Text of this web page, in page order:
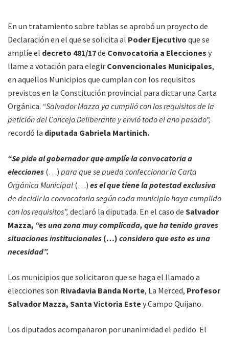
En un tratamiento sobre tablas se aprobó un proyecto de
Declaración en el que se solicita al Poder Ejecutivo que se
amplíe el decreto 481/17de Convocatoria a Elecciones y
llame a votación para elegir Convencionales Municipales,
en aquellos Municipios que cumplan con los requisitos
previstos en la Constitución provincial para dictar una Carta
Orgánica. “Salvador Mazza ya cumplió con los requisitos de la
petición del Concejo Deliberante y envió todo el año pasado”,
recordó la diputada Gabriela Martinich.
“Se pide al gobernador que amplíe la convocatoria a
elecciones (…) para que se pueda confeccionar la Carta
Orgánica Municipal (…) es el que tiene la potestad exclusiva
de decidir la convocatoria según cada municipio haya cumplido
con los requisitos”, declaró la diputada. En el caso de Salvador
Mazza, “es una zona muy complicada, que ha tenido graves
situaciones institucionales (…) considero que esto es una
necesidad”.
Los municipios que solicitaron que se haga el llamado a
elecciones son Rivadavia Banda Norte, La Merced, Profesor
Salvador Mazza, Santa Victoria Estey Campo Quijano.
Los diputados acompañaron por unanimidad el pedido. El